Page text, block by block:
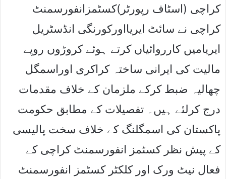
کراچی (اسٹاف رپورٹر)کسٹمزانفورسمنٹ
کراچی نے سائٹ ایریااورکورنگی انڈسٹریل
ایریامیں کارروائیاں کرتے ہوئے کروڑوں روپے
مالیت کی ایرانی ساختہ کراکری اوراسمگل
چھالیہ ضبط کرکے ملزمان کے خلاف مقدمات
درج کرلئے ہیں۔ تفصیلات کے مطابق حکومت
پاکستان کی اسمگلنگ کے خلاف سخت پالیسی
کے پیش نظر کسٹمز انفورسمنٹ کراچی کے
فعال نیٹ ورک اور کلکٹر کسٹمز انفورسمنٹ